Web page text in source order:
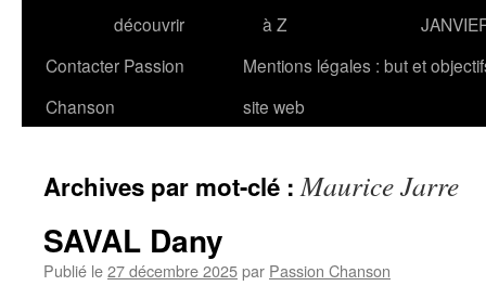
découvrir
à Z
Contacter Passion
Chanson
Mentions légales : but et
site web
Archives par mot-clé :Maurice Jarre
SAVAL Dany
Publié le27 décembre 2025par Passion Chanson